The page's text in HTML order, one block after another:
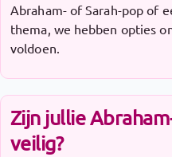
Abraham- of Sarah-pop of
thema, we hebben opties
voldoen.
Zijn jullie
veilig?